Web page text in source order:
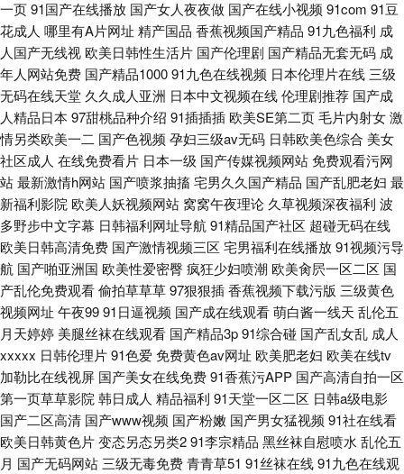
一页91国产在线播放 国产女人夜夜做 国产在线小视频 91com 91豆
花成人 哪里有A片网址 精产国品 香蕉视频国产精品 91九色福利 成
人国产无线视 欧美日韩性生活片 国产伦理剧 国产精品无套无码 成
年人网站免费 国产精品100091九色在线视频 日本伦理片在线 三级
无码在线天堂 久久成人亚洲 日本中文视频在线伦理剧推荐 国产成
人精品日本 97甜桃品种介绍 91插插插 欧美SE第二页毛片内射女激
情另类欧美一二 国产色视频 孕妇三级av无码 日韩欧美色综合 美女
社区成人 在线免费看片 日本一级 国产传媒视频网站免费观看污网
站最新激情h网站 国产喷浆抽搐宅男久久国产精品 国产乱肥老妇 最
新福利影院 欧美人妖视频网站 窝窝午夜理论 久草视频深夜福利 波
多野步中文字幕 日韩福利网址导航 91精品国产社区 超碰无码在线
欧美日韩高清免费 国产激情视频三区 宅男福利在线播放91视频污导
航 国产啪亚洲国 欧美性爱密臀疯狂少妇喷潮 欧美肏屄一区二区 国
产乱伦免费观看偷拍草草草97狠狠插香蕉视频下载污版 三级黄色
视频网址 午夜9991日逼视频 国产成在线观看萌白酱一线天 乱伦五
月天婷婷 美腿丝袜在线观看 国产精品3p91综合碰 国产乱女乱 成人
xxxxx 日韩伦理片91色爱免费黄色av网址 欧美肥老妇 欧美在线tv
加勒比在线视屏 国产美女在线免费91香蕉污APP 国产高清自拍一区
第一页草草影院 韩日成人 精品福利 91天堂一区二区 日韩a级电影
国产二区高清 国产www视频 国产粉嫩 国产男女猛视频 91社在线看
欧美日韩黄色片变态另态另类291李宗精品 黑丝袜自慰喷水 乱伦五
月 国产无码网站 三级无毒免费青青草51 91丝袜在线91九色在线观